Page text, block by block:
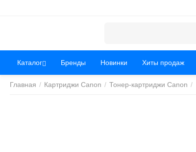
Каталог Бренды Новинки Хиты продаж
Главная / Картриджи Canon / Тонер-картриджи Canon /